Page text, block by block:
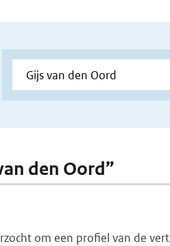
den Oord”
om een profiel van de